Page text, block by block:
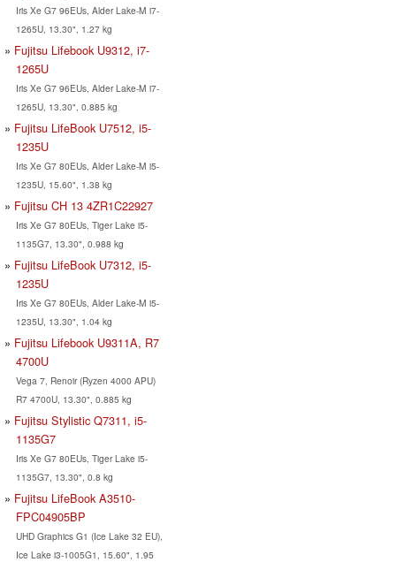
Iris Xe G7 96EUs, Alder Lake-M i7-
1265U, 13.30", 1.27 kg
Fujitsu Lifebook U9312, i7-
1265U
Iris Xe G7 96EUs, Alder Lake-M i7-
1265U, 13.30", 0.885 kg
Fujitsu LifeBook U7512, i5-
1235U
Iris Xe G7 80EUs, Alder Lake-M i5-
1235U, 15.60", 1.38 kg
Fujitsu CH 13 4ZR1C22927
Iris Xe G7 80EUs, Tiger Lake i5-
1135G7, 13.30", 0.988 kg
Fujitsu LifeBook U7312, i5-
1235U
Iris Xe G7 80EUs, Alder Lake-M i5-
1235U, 13.30", 1.04 kg
Fujitsu Lifebook U9311A, R7
4700U
Vega 7, Renoir (Ryzen 4000 APU)
R7 4700U, 13.30", 0.885 kg
Fujitsu Stylistic Q7311, i5-
1135G7
Iris Xe G7 80EUs, Tiger Lake i5-
1135G7, 13.30", 0.8 kg
Fujitsu LifeBook A3510-
FPC04905BP
UHD Graphics G1 (Ice Lake 32 EU),
Ice Lake i3-1005G1, 15.60", 1.95